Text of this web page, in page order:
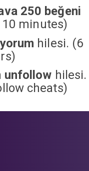
250 beğeni
minutes)
hilesi. (6
unfollow hilesi.
cheats)